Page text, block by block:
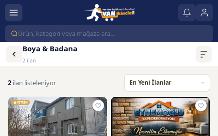
Boya & Badana
2 ilan
2 ilan listeleniyor
VİTRİN